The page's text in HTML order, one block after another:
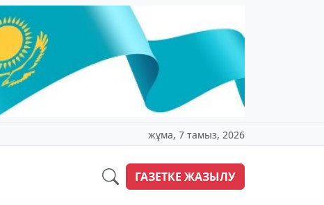
жұма, 7 тамыз, 2026
ГАЗЕТКЕ ЖАЗЫЛУ